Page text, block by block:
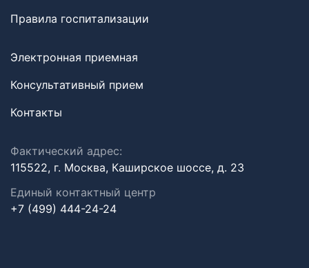
Правила госпитализации
Электронная приемная
Консультативный прием
Контакты
Фактический адрес:
115522, г. Москва, Каширское шоссе, д. 23
Единый контактный центр
+7 (499) 444-24-24